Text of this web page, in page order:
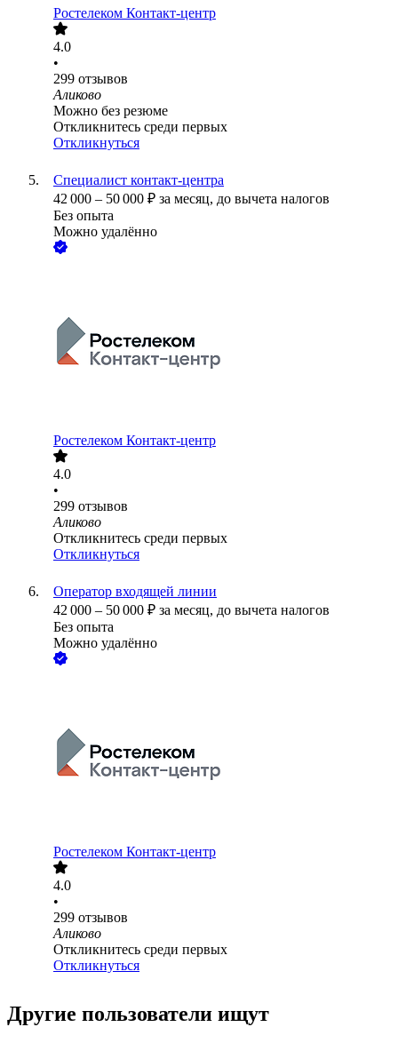
Ростелеком Контакт-центр
4.0
•
299 отзывов
Аликово
Можно без резюме
Откликнитесь среди первых
Откликнуться
Специалист контакт-центра
42 000 – 50 000 ₽ за месяц, до вычета налогов
Без опыта
Можно удалённо
Ростелеком Контакт-центр
4.0
•
299 отзывов
Аликово
Откликнитесь среди первых
Откликнуться
Оператор входящей линии
42 000 – 50 000 ₽ за месяц, до вычета налогов
Без опыта
Можно удалённо
Ростелеком Контакт-центр
4.0
•
299 отзывов
Аликово
Откликнитесь среди первых
Откликнуться
Другие пользователи ищут